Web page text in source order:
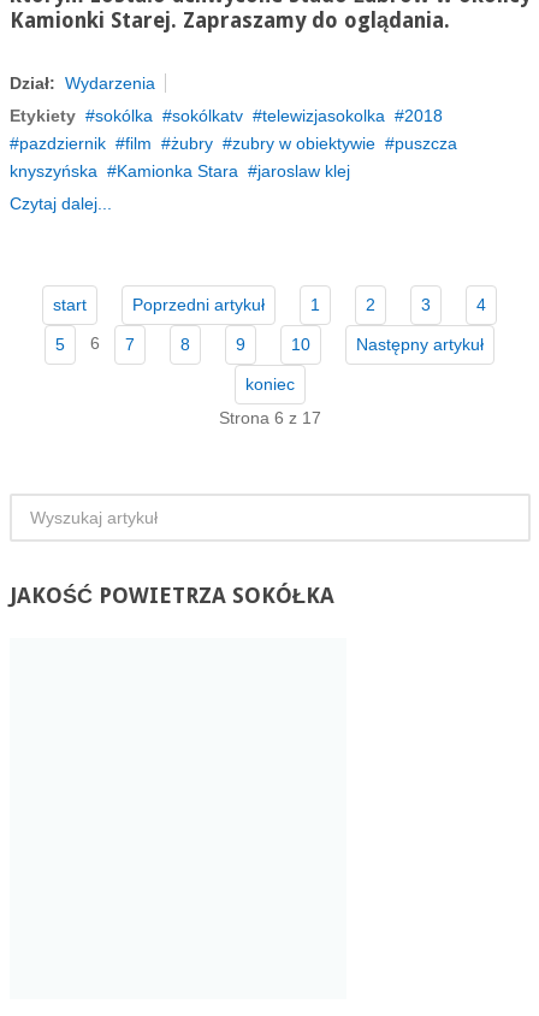
Kamionki Starej. Zapraszamy do oglądania.
Dział: Wydarzenia
Etykiety
sokólka sokólkatv telewizjasokolka
2018
pazdziernik
film żubry zubry w obiektywie
puszcza
knyszyńska
Kamionka Stara
jaroslaw klej
Czytaj dalej...
start Poprzedni artykuł 1 2 3 4
5 6 7 8 9 10 Następny artykuł
koniec
Strona 6 z 17
JAKOŚĆPOWIETRZA SOKÓŁKA